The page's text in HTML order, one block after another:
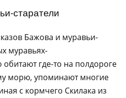
старатели
Бажова и муравьи-
муравьях-
обитают где-то на полдороге
морю, упоминают многие
с кормчего Скилака из